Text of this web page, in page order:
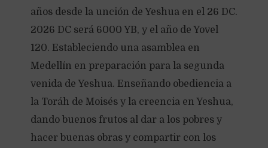
años desde la unción de Yeshua en el 26 DC.
2026 DC será 6000 YB, y el año de Yovel
120. Estableciendo una asamblea en
Medellín en preparación para la segunda
venida de Yeshua. Enseñando obediencia a
la Toráh de Moisés y la creencia en Yeshua,
dando buenos frutos al dar a los pobres y
hacer buenas obras y compartir con los